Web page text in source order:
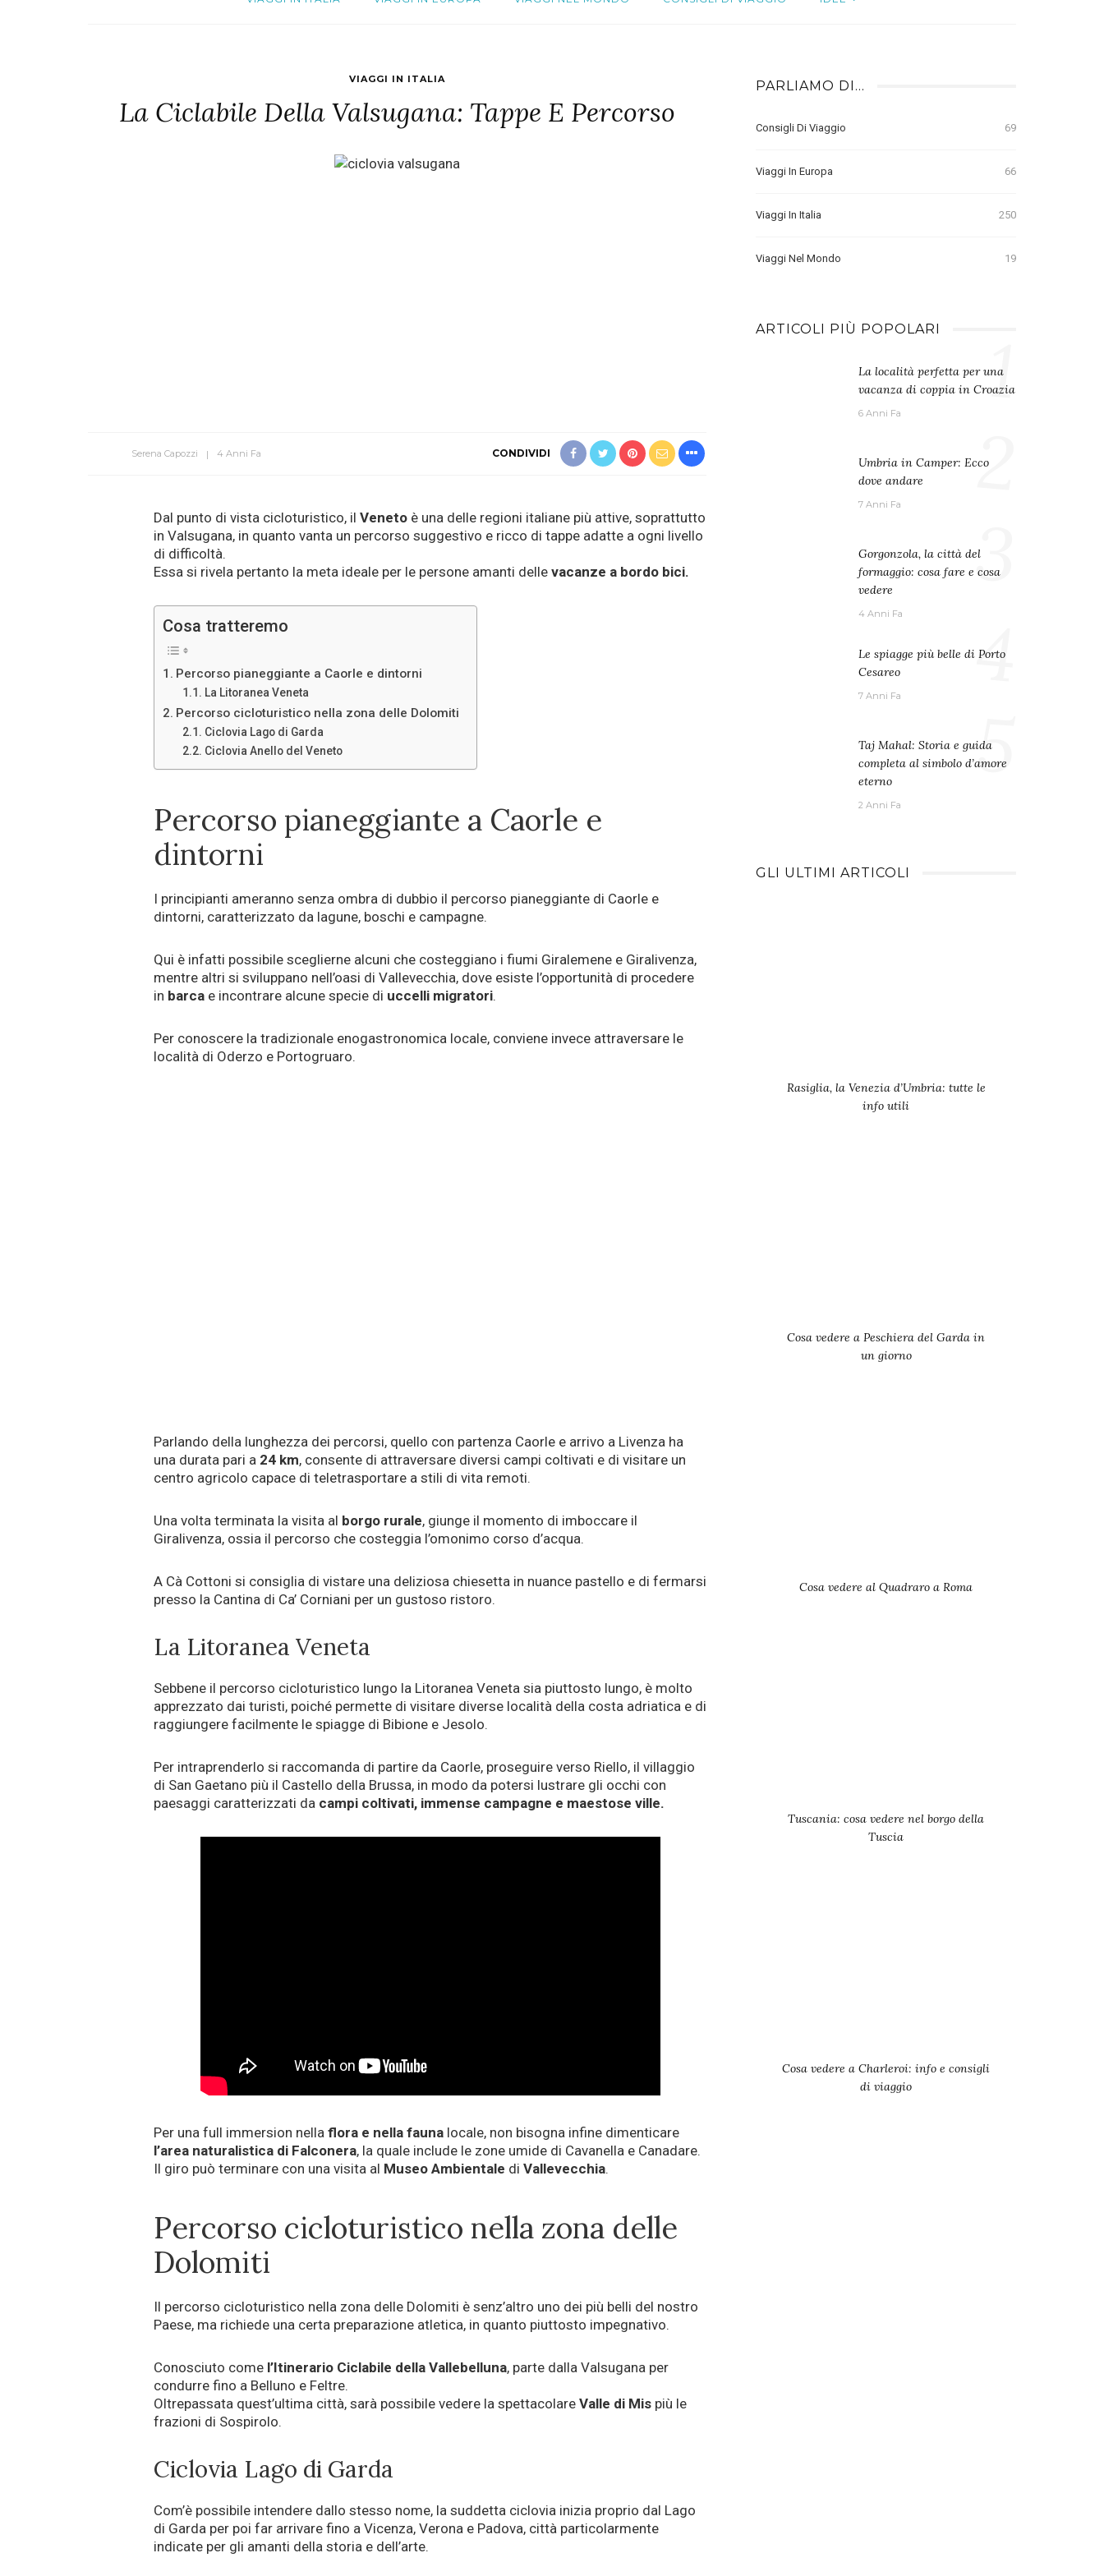
VIAGGI IN ITALIA
La Ciclabile Della Valsugana: Tappe E Percorso
Serena Capozzi 4 Anni Fa CONDIVIDI
Dal punto di vista cicloturistico, il Veneto è una delle regioni italiane più attive, soprattutto
in Valsugana, in quanto vanta un percorso suggestivo e ricco di tappe adatte a ogni livello
di difficoltà.
Essa si rivela pertanto la meta ideale per le persone amanti delle vacanze a bordo bici.
Cosa tratteremo
Percorso pianeggiante a Caorle e dintorni
La Litoranea Veneta
Percorso cicloturistico nella zona delle Dolomiti
Ciclovia Lago di Garda
Ciclovia Anello del Veneto
Percorso pianeggiante a Caorle e
dintorni
I principianti ameranno senza ombra di dubbio il percorso pianeggiante di Caorle e
dintorni, caratterizzato da lagune, boschi e campagne.
Qui è infatti possibile sceglierne alcuni che costeggiano i fiumi Giralemene e Giralivenza,
mentre altri si sviluppano nell’oasi di Vallevecchia, dove esiste l’opportunità di procedere
in barca e incontrare alcune specie di uccelli migratori.
Per conoscere la tradizionale enogastronomica locale, conviene invece attraversare le
località di Oderzo e Portogruaro.
Parlando della lunghezza dei percorsi, quello con partenza Caorle e arrivo a Livenza ha
una durata pari a 24 km, consente di attraversare diversi campi coltivati e di visitare un
centro agricolo capace di teletrasportare a stili di vita remoti.
Una volta terminata la visita al borgo rurale, giunge il momento di imboccare il
Giralivenza, ossia il percorso che costeggia l’omonimo corso d’acqua.
A Cà Cottoni si consiglia di vistare una deliziosa chiesetta in nuance pastello e di fermarsi
presso la Cantina di Ca’ Corniani per un gustoso ristoro.
La Litoranea Veneta
Sebbene il percorso cicloturistico lungo la Litoranea Veneta sia piuttosto lungo, è molto
apprezzato dai turisti, poiché permette di visitare diverse località della costa adriatica e di
raggiungere facilmente le spiagge di Bibione e Jesolo.
Per intraprenderlo si raccomanda di partire da Caorle, proseguire verso Riello, il villaggio
di San Gaetano più il Castello della Brussa, in modo da potersi lustrare gli occhi con
paesaggi caratterizzati da campi coltivati, immense campagne e maestose ville.
Per una full immersion nella flora e nella fauna locale, non bisogna infine dimenticare
l’area naturalistica di Falconera, la quale include le zone umide di Cavanella e Canadare.
Il giro può terminare con una visita al Museo Ambientale di Vallevecchia.
Percorso cicloturistico nella zona delle
Dolomiti
Il percorso cicloturistico nella zona delle Dolomiti è senz’altro uno dei più belli del nostro
Paese, ma richiede una certa preparazione atletica, in quanto piuttosto impegnativo.
Conosciuto come l’Itinerario Ciclabile della Vallebelluna, parte dalla Valsugana per
condurre fino a Belluno e Feltre.
Oltrepassata quest’ultima città, sarà possibile vedere la spettacolare Valle di Mis più le
frazioni di Sospirolo.
Ciclovia Lago di Garda
Com’è possibile intendere dallo stesso nome, la suddetta ciclovia inizia proprio dal Lago
di Garda per poi far arrivare fino a Vicenza, Verona e Padova, città particolarmente
indicate per gli amanti della storia e dell’arte.
PARLIAMO DI…
Consigli Di Viaggio 69
Viaggi In Europa 66
Viaggi In Italia 250
Viaggi Nel Mondo 19
ARTICOLI PIÙ POPOLARI
La località perfetta per una
vacanza di coppia in Croazia
6 Anni Fa 1
Umbria in Camper: Ecco
dove andare
7 Anni Fa 2
Gorgonzola, la città del
formaggio: cosa fare e cosa
vedere
4 Anni Fa
3
Le spiagge più belle di Porto
Cesareo
7 Anni Fa 4
Taj Mahal: Storia e guida
completa al simbolo d’amore
eterno
2 Anni Fa
5
GLI ULTIMI ARTICOLI
Rasiglia, la Venezia d’Umbria: tutte le
info utili
Cosa vedere a Peschiera del Garda in
un giorno
Cosa vedere al Quadraro a Roma
Tuscania: cosa vedere nel borgo della
Tuscia
Cosa vedere a Charleroi: info e consigli
di viaggio